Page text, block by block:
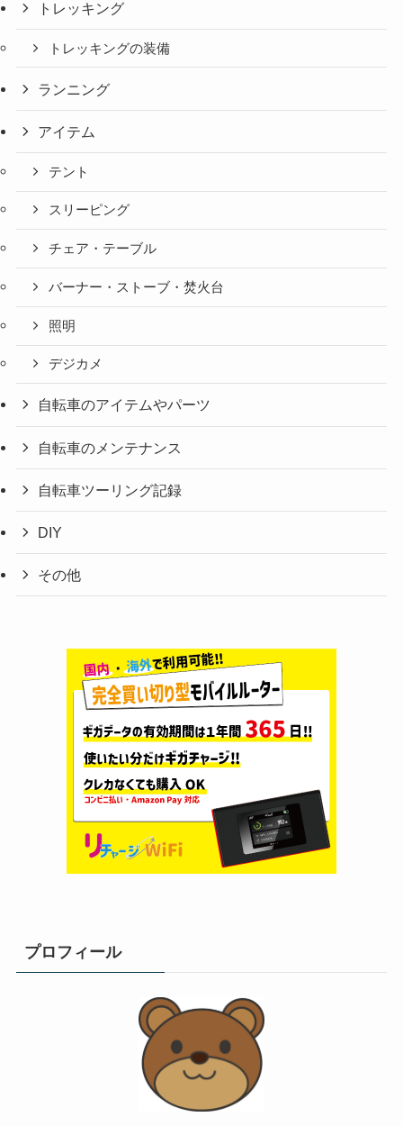
トレッキング
トレッキングの装備
ランニング
アイテム
テント
スリーピング
チェア・テーブル
バーナー・ストーブ・焚火台
照明
デジカメ
自転車のアイテムやパーツ
自転車のメンテナンス
自転車ツーリング記録
DIY
その他
プロフィール